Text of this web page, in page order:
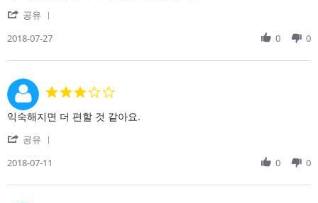
요
니
단
리
라
이
딩
이
능
가
공유
on
Jul
2018
2018-07-27 0 0
rating
Review
on
Jul
review
익
해
면
익숙해지면 더 편할 것 같아요.
공유
on
2018-07-11 0 0